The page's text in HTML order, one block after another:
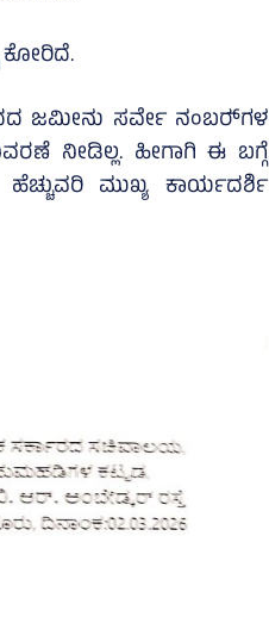
ಕೋರಿದೆ.
ಜಮೀನು ಸರ್ವೇ ನಂಬರ್‍‌ಗಳ
ನೀಡಿಲ್ಲ. ಹೀಗಾಗಿ ಈ ಬಗ್ಗೆ
ಮುಖ್ಯ ಕಾರ್ಯದರ್ಶಿ